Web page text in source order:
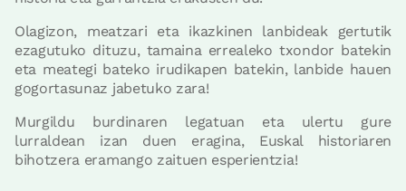
Olagizon, meatzari eta ikazkinen lanbideak gertutik
ezagutuko dituzu, tamaina errealeko txondor batekin
eta meategi bateko irudikapen batekin, lanbide hauen
gogortasunaz jabetuko zara!
Murgildu burdinaren legatuan eta ulertu gure
lurraldean izan duen eragina, Euskal historiaren
bihotzera eramango zaituen esperientzia!